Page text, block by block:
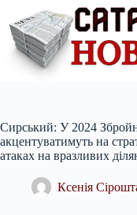
вмісту
Сирський: У 2024
акцентуватимуть на
атаках на вразливих
Ксенія